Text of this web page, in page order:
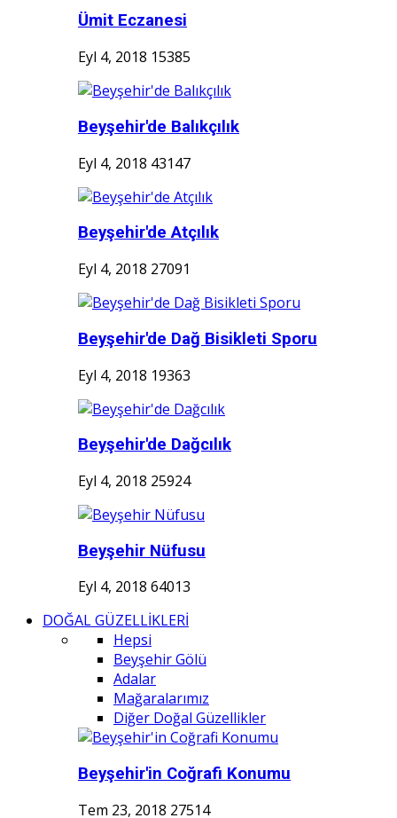
Ümit Eczanesi
Eyl 4, 2018 15385
Beyşehir'de Balıkçılık
Eyl 4, 2018 43147
Beyşehir'de Atçılık
Eyl 4, 2018 27091
Beyşehir'de Dağ Bisikleti Sporu
Eyl 4, 2018 19363
Beyşehir'de Dağcılık
Eyl 4, 2018 25924
Beyşehir Nüfusu
Eyl 4, 2018 64013
DOĞAL GÜZELLİKLERİ
Hepsi
Beyşehir Gölü
Adalar
Mağaralarımız
Diğer Doğal Güzellikler
Beyşehir'in Coğrafi Konumu
Tem 23, 2018 27514